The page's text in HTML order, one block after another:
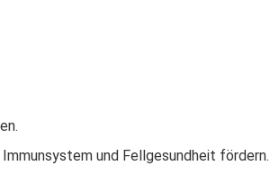
und Fellgesundheit fördern.